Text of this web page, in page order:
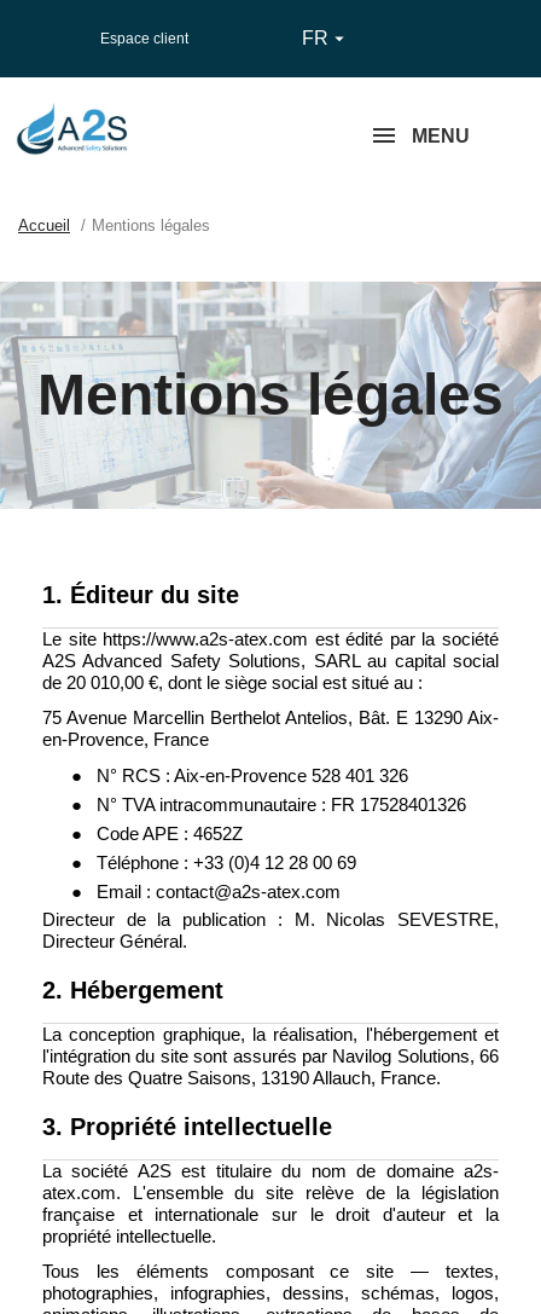
Espace client FR 
MENU
Accueil Mentions légales
Mentions légales
1. Éditeur du site
Le site https://www.a2s-atex.com est édité par la société
A2S Advanced Safety Solutions, SARL au capital social
de 20 010,00 €, dont le siège social est situé au :
75 Avenue Marcellin Berthelot Antelios, Bât. E 13290 Aix-
en-Provence, France
● N° RCS : Aix-en-Provence 528 401 326
● N° TVA intracommunautaire : FR 17528401326
● Code APE : 4652Z
● Téléphone : +33 (0)4 12 28 00 69
●
Email : contact@a2s-atex.com
Directeur de la publication : M. Nicolas SEVESTRE,
Directeur Général.
2. Hébergement
La conception graphique, la réalisation, l'hébergement et
l'intégration du site sont assurés par Navilog Solutions, 66
Route des Quatre Saisons, 13190 Allauch, France.
3. Propriété intellectuelle
La société A2S est titulaire du nom de domaine a2s-
atex.com. L'ensemble du site relève de la législation
française et internationale sur le droit d'auteur et la
propriété intellectuelle.
Tous les éléments composant ce site — textes,
photographies, infographies, dessins, schémas, logos,